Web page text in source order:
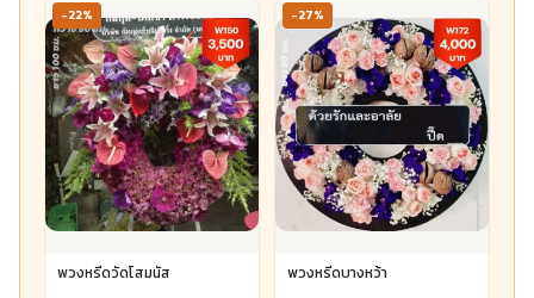
-22%
พวงหรีดวัดโสมนัส
-27%
พวงหรีดบางหว้า